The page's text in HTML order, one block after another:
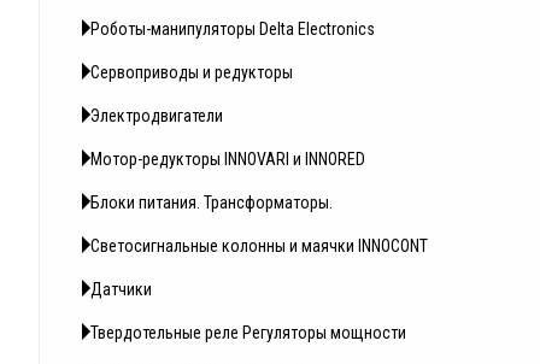
Роботы-манипуляторы Delta Electronics
Сервоприводы и редукторы
Электродвигатели
Мотор-редукторы INNOVARI и INNORED
Блоки питания. Трансформаторы.
Светосигнальные колонны и маячки INNOCONT
Датчики
Твердотельные реле Регуляторы мощности